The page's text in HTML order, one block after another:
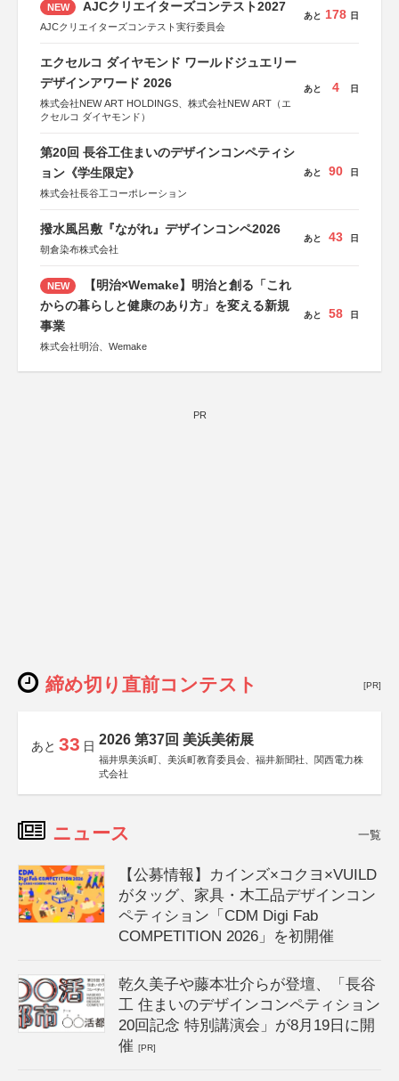
NEW AJCクリエイターズコンテスト2027
AJCクリエイターズコンテスト実行委員会
あと 178 日
エクセルコ ダイヤモンド ワールドジュエリー
デザインアワード 2026
株式会社NEW ART HOLDINGS、株式会社NEW ART（エ
クセルコ ダイヤモンド）
あと 4 日
第20回 長谷工住まいのデザインコンペティシ
ョン《学生限定》
株式会社長谷工コーポレーション
あと 90 日
撥水風呂敷『ながれ』デザインコンペ2026
朝倉染布株式会社
あと 43 日
NEW
【明治×Wemake】明治と創る「これ
からの暮らしと健康のあり方」を変える新規
事業
株式会社明治、Wemake
あと 58 日
PR
締め切り直前コンテスト [PR]
あと 33 日 2026 第37回 美浜美術展
福井県美浜町、美浜町教育委員会、福井新聞社、関西電力株
式会社
ニュース 一覧
【公募情報】カインズ×コクヨ×VUILD
がタッグ、家具・木工品デザインコン
ペティション「CDM Digi Fab
COMPETITION 2026」を初開催
乾久美子や藤本壮介らが登壇、「長谷
工 住まいのデザインコンペティション
20回記念 特別講演会」が8月19日に開
催[PR]